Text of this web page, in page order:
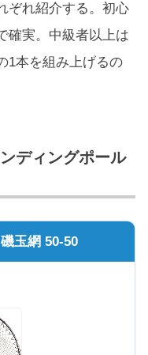
ぞれ紹介する。初心
確実。中級者以上は
1本を組み上げるの
ディングポール
玉網 50-50